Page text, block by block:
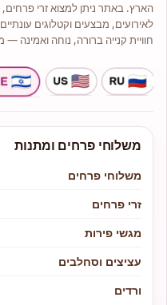
הארץ. באתר ניתן למצוא זרי
לאירועים, מבצעים וקטלוגים
חוויית קנייה ברורה, נוחה ואמינה
משלוחי פרחים ומתנות
משלוחי פרחים
זרי פרחים
מגשי פירות
עציצים וסחלבים
ורדים